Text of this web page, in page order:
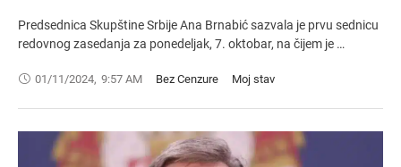
Predsednica Skupštine Srbije Ana Brnabić sazvala je prvu sednicu
redovnog zasedanja za ponedeljak, 7. oktobar, na čijem je …
01/11/2024, 9:57 AM Bez Cenzure Moj stav